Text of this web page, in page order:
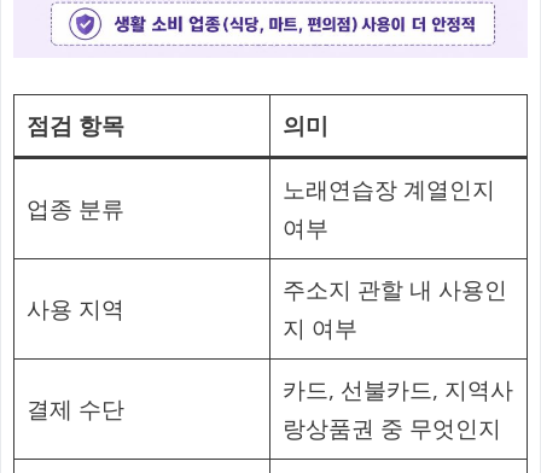
점검 항목 의미
업종 분류
노래연습장 계열인지
여부
사용 지역
주소지 관할 내 사용인
지 여부
결제 수단
카드, 선불카드, 지역사
랑상품권 중 무엇인지